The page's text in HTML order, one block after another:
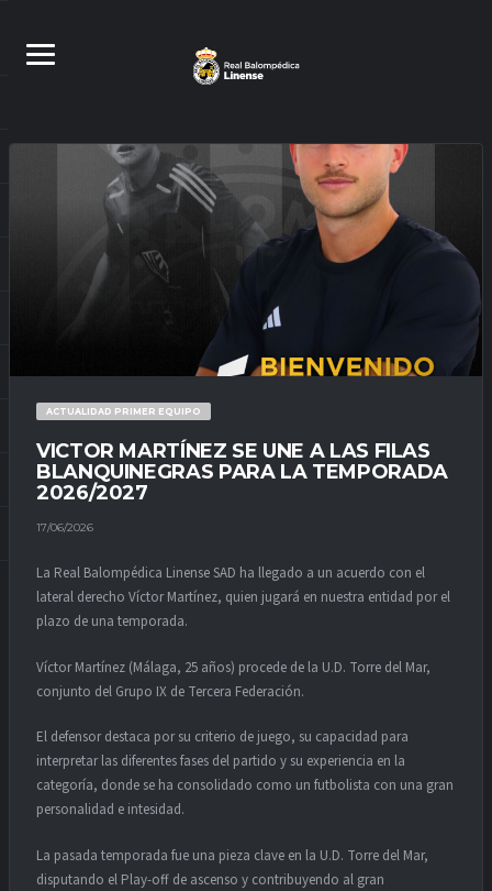
ACTUALIDAD PRIMER EQUIPO
VICTOR MARTÍNEZ SE UNE A LAS FILAS
BLANQUINEGRAS PARA LA TEMPORADA
2026/2027
17/06/2026
La Real Balompédica Linense SAD ha llegado a un acuerdo con el
lateral derecho Víctor Martínez, quien jugará en nuestra entidad por el
plazo de una temporada.
Víctor Martínez (Málaga, 25 años) procede de la U.D. Torre del Mar,
conjunto del Grupo IX de Tercera Federación.
El defensor destaca por su criterio de juego, su capacidad para
interpretar las diferentes fases del partido y su experiencia en la
categoría, donde se ha consolidado como un futbolista con una gran
personalidad e intesidad.
La pasada temporada fue una pieza clave en la U.D. Torre del Mar,
disputando el Play-off de ascenso y contribuyendo al gran